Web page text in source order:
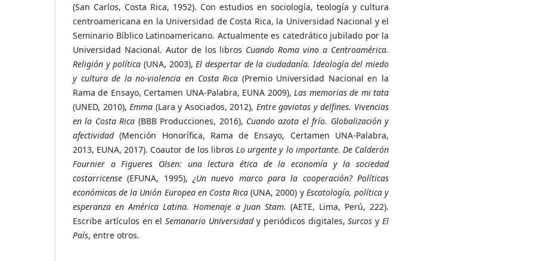
(San Carlos, Costa Rica, 1952). Con estudios en sociología, teología y cultura
centroamericana en la Universidad de Costa Rica, la Universidad Nacional y el
Seminario Bíblico Latinoamericano. Actualmente es catedrático jubilado por la
Universidad Nacional. Autor de los libros Cuando Roma vino a Centroamérica.
Religión y política (UNA, 2003),El despertar de la ciudadanía. Ideología del miedo
y cultura de la no-violencia en Costa Rica (Premio Universidad Nacional en la
Rama de Ensayo, Certamen UNA-Palabra, EUNA 2009),Las memorias de mi tata
(UNED, 2010),Emma (Lara y Asociados, 2012), Entre gaviotas y delfines. Vivencias
en la Costa Rica (BBB Producciones, 2016), Cuando azota el frío. Globalización y
afectividad(Mención Honorífica, Rama de Ensayo, Certamen UNA-Palabra,
2013, EUNA, 2017). Coautor de los librosLo urgente y lo importante. De Calderón
Fournier a Figueres Olsen: una lectura ética de la economía y la sociedad
costarricense (EFUNA, 1995), ¿Un nuevo marco para la cooperación? Políticas
económicas de la Unión Europea en Costa Rica (UNA, 2000) y Escatología, política y
esperanza en América Latina. Homenaje a Juan Stam. (AETE, Lima, Perú, 222).
Escribe artículos en elSemanario Universidady periódicos digitales,Surcos yEl
País, entre otros.